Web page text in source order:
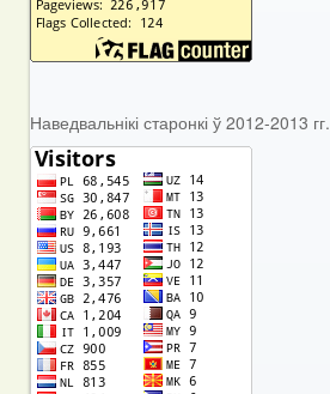
Наведвальнікі старонкі ў 2012-2013 гг.